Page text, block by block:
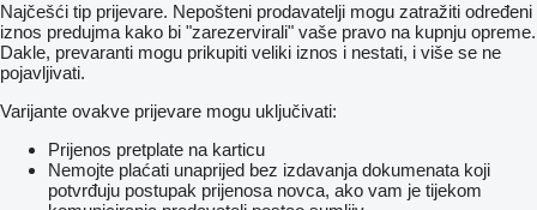
Lenkrad in Neigung und Höhe verstellbar
Innenverkleidung Laderaum bis Dachhöhe (Holz)
LICHT & SICHT
Adaptives Bremslicht
TECHNIK & SICHERHEIT
Berganfahrhilfe
Komfortschließung
Gurtwarneinrichtung für Beifahrersitz
Multi-Tasten Funkfernbedienung
Sitzbelegungserkennung Fahrersitz
Najčešći tip prijevare. Nepošteni prodavatelji mogu zatražiti određeni
iznos predujma kako bi "zarezervirali" vaše pravo na kupnju opreme.
Dakle, prevaranti mogu prikupiti veliki iznos i nestati, i više se ne
pojavljivati.
Varijante ovakve prijevare mogu uključivati:
Prijenos pretplate na karticu
Nemojte plaćati unaprijed bez izdavanja dokumenata koji
potvrđuju postupak prijenosa novca, ako vam je tijekom